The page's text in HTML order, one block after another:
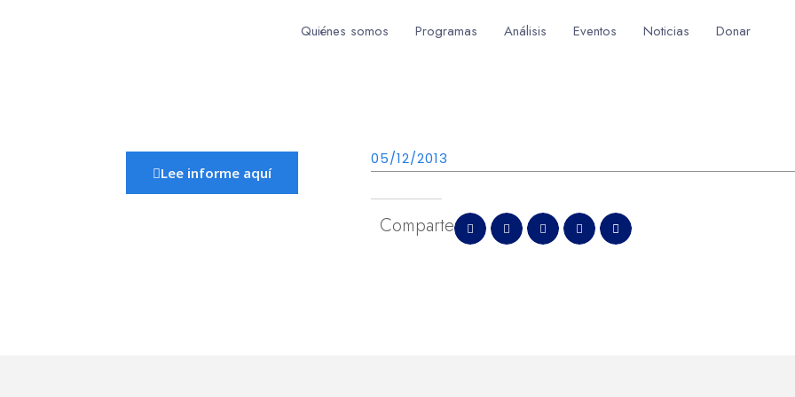
Quiénes somos Programas Análisis Eventos Noticias Donar
Lee informe aquí
05/12/2013
Comparte